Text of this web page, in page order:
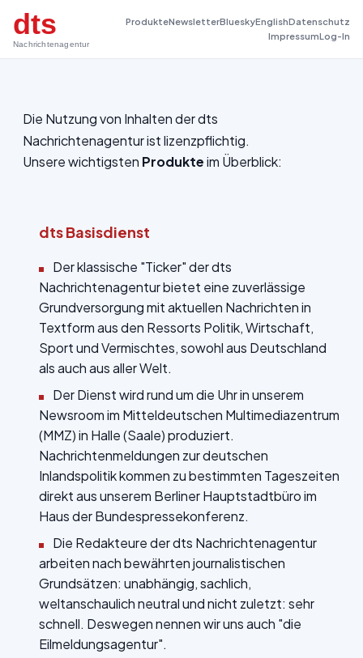
dts
Nachrichtenagentur
ProdukteNewsletterBlueskyEnglishDatenschutz
ImpressumLog-In
Die Nutzung von Inhalten der dts
Nachrichtenagentur ist lizenzpflichtig.
Unsere wichtigsten Produkteim Überblick:
dts Basisdienst
Der klassische "Ticker" der dts
Nachrichtenagentur bietet eine zuverlässige
Grundversorgung mit aktuellen Nachrichten in
Textform aus den Ressorts Politik, Wirtschaft,
Sport und Vermischtes, sowohl aus Deutschland
als auch aus aller Welt.
Der Dienst wird rund um die Uhr in unserem
Newsroom im Mitteldeutschen Multimediazentrum
(MMZ) in Halle (Saale) produziert.
Nachrichtenmeldungen zur deutschen
Inlandspolitik kommen zu bestimmten Tageszeiten
direkt aus unserem Berliner Hauptstadtbüro im
Haus der Bundespressekonferenz.
Die Redakteure der dts Nachrichtenagentur
arbeiten nach bewährten journalistischen
Grundsätzen: unabhängig, sachlich,
weltanschaulich neutral und nicht zuletzt: sehr
schnell. Deswegen nennen wir uns auch "die
Eilmeldungsagentur".